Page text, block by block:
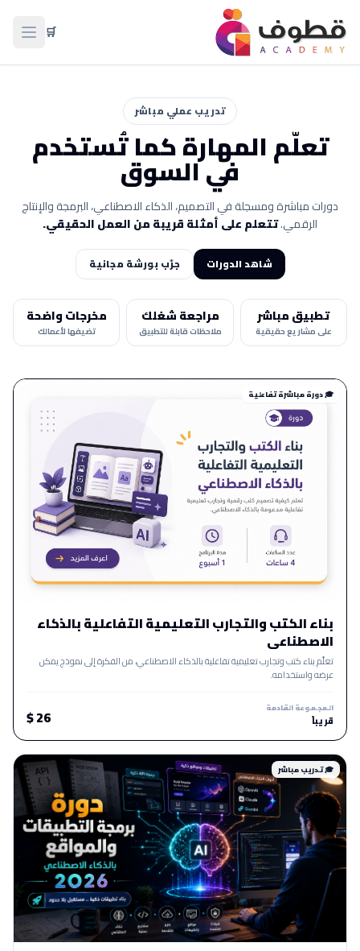
🛒 فتح
تدريب عملي مباشر
تعلّم المهارة كما تُستخدم
في السوق
دورات مباشرة ومسجلة في التصميم، الذكاء الاصطناعي، البرمجة والإنتاج
الرقمي.تتعلم على أمثلة قريبة من العمل الحقيقي.
شاهد الدورات جرّب بورشة مجانية
تطبيق مباشر
على مشاريع حقيقية
مراجعة شغلك
ملاحظات قابلة للتطبيق
مخرجات واضحة
تضيفها لأعمالك
🎓 دورة مباشرة تفاعلية
بناء الكتب والتجارب التعليمية التفاعلية بالذكاء
الاصطناعي
تعلّم بناء كتب وتجارب تعليمية تفاعلية بالذكاء الاصطناعي، من الفكرة إلى نموذج يمكن
عرضه واستخدامه.
المجموعة القادمة
قريباً 26 $
🎓 تدريب مباشر